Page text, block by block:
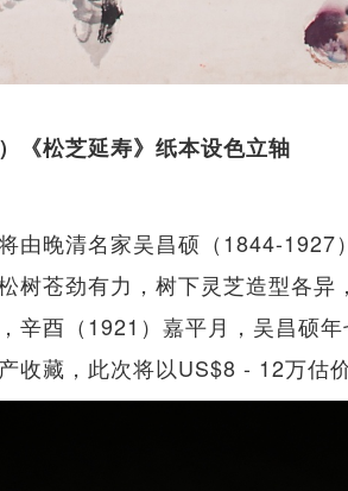
《松芝延寿》纸本设色立轴
由晚清名家吴昌硕（1844-1927
树苍劲有力，树下灵芝造型各
辛酉（1921）嘉平月，吴昌硕
收藏，此次将以US$8 - 12万估